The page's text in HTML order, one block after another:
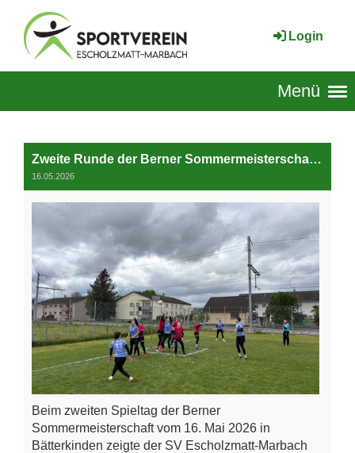
Login
Menü
Zweite Runde der Berner Sommermeisterschaft vom Korbballteam Escholzmatt-Marbach
16.05.2026
Beim zweiten Spieltag der Berner
Sommermeisterschaft vom 16. Mai 2026 in
Bätterkinden zeigte der SV Escholzmatt-Marbach